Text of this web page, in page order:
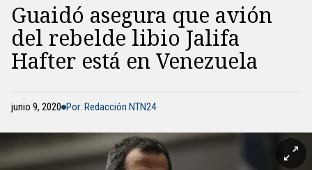
Guaidó asegura que avión
del rebelde libio Jalifa
Hafter está en Venezuela
junio 9, 2020 Por: Redacción NTN24